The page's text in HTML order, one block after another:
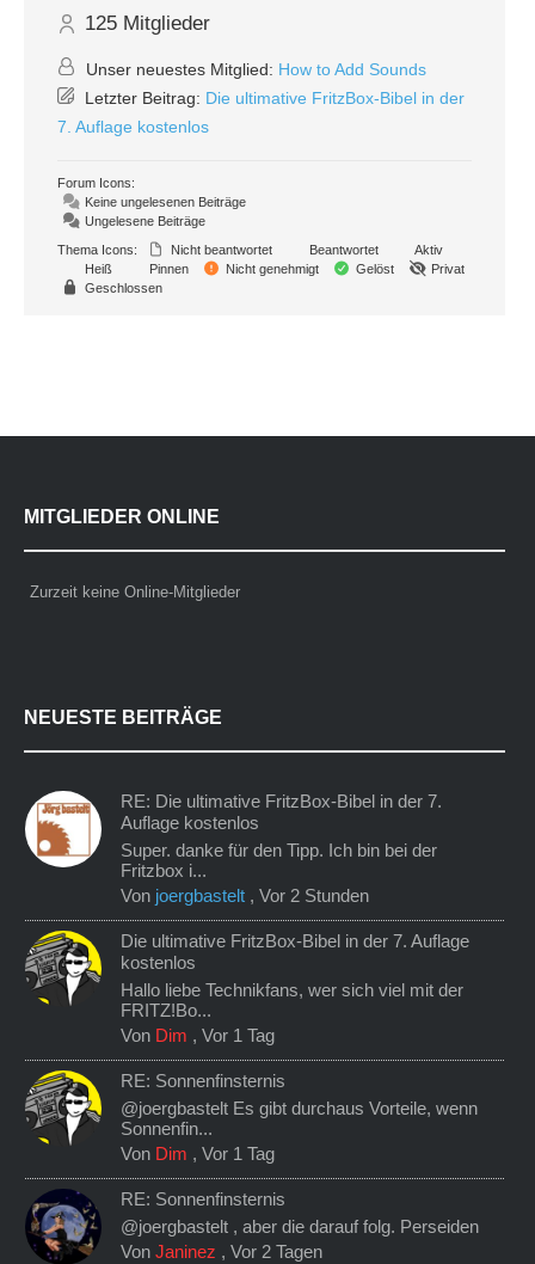
125 Mitglieder
Unser neuestes Mitglied: How to Add Sounds
Letzter Beitrag: Die ultimative FritzBox-Bibel in der
7. Auflage kostenlos
Forum Icons:
Keine ungelesenen Beiträge
Ungelesene Beiträge
Thema Icons:
Nicht beantwortet Beantwortet
Aktiv
Heiß
Pinnen Nicht genehmigt Gelöst
Privat
Geschlossen
MITGLIEDER ONLINE
Zurzeit keine Online-Mitglieder
NEUESTE BEITRÄGE
RE: Die ultimative FritzBox-Bibel in der 7.
Auflage kostenlos
Super. danke für den Tipp. Ich bin bei der
Fritzbox i...
Von joergbastelt ,Vor 2 Stunden
Die ultimative FritzBox-Bibel in der 7. Auflage
kostenlos
Hallo liebe Technikfans, wer sich viel mit der
FRITZ!Bo...
Von Dim ,Vor 1 Tag
RE: Sonnenfinsternis
@joergbastelt Es gibt durchaus Vorteile, wenn
Sonnenfin...
Von Dim ,Vor 1 Tag
RE: Sonnenfinsternis
@joergbastelt , aber die darauf folg. Perseiden
VonJaninez ,Vor 2 Tagen